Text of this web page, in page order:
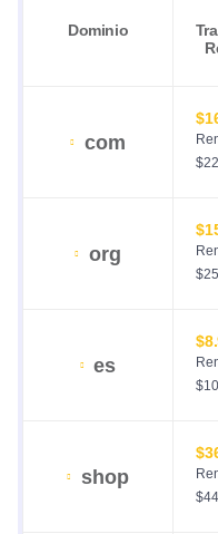
Dominio
com
org
es
shop